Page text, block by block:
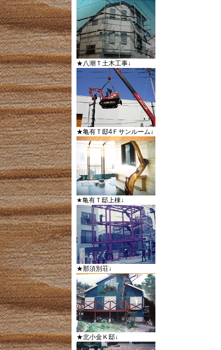
★八潮Ｔ土木工事↓
★亀有Ｔ邸4Ｆサンルーム↓
★亀有Ｔ邸上棟↓
★那須別荘↓
★北小金Ｋ邸↓